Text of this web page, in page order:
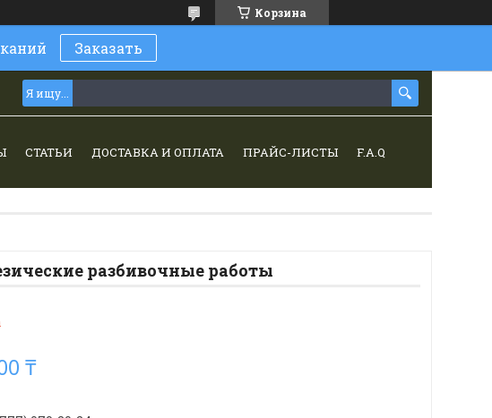
Корзина
Заказать
СТАТЬИ ДОСТАВКА И ОПЛАТА ПРАЙС-ЛИСТЫ F.A.Q
разбивочные работы
₸